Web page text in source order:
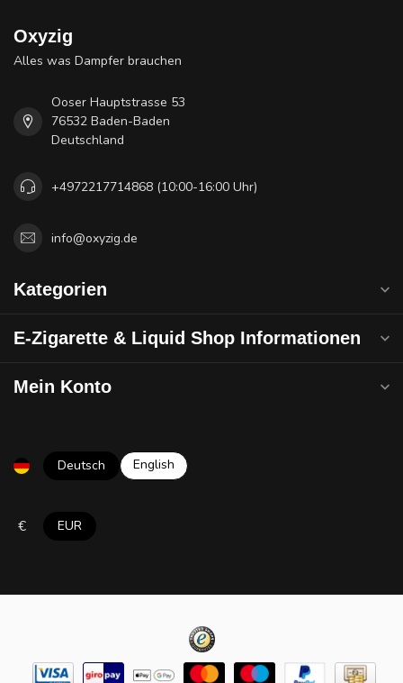
Oxyzig
Alles was Dampfer brauchen
Ooser Hauptstrasse 53
76532 Baden-Baden
Deutschland
+4972217714868 (10:00-16:00 Uhr)
info@oxyzig.de
Kategorien
E-Zigarette & Liquid Shop Informationen
Mein Konto
Deutsch English
€ EUR